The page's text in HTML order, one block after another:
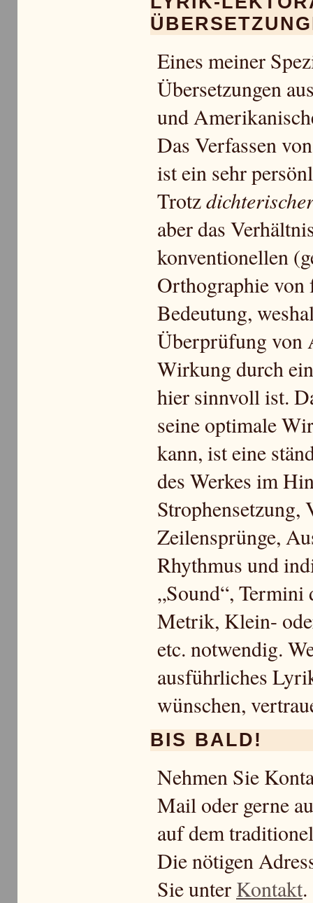
Eines meiner
Übersetzungen
und
Das Verfassen
ist ein sehr
Trotz
aber das
konventionellen
Orthographie von
Bedeutung,
Überprüfung von
Wirkung durch
hier sinnvoll ist.
seine optimale
kann, ist eine
des Werkes im
Strophensetzung,
Zeilensprünge,
Rhythmus und
„Sound“,
Metrik, Klein-
etc. notwendig.
ausführliches
wünschen,
BIS BALD!
Nehmen Sie
Mail oder gerne
auf dem
Die nötigen
Sie unter Kontakt.